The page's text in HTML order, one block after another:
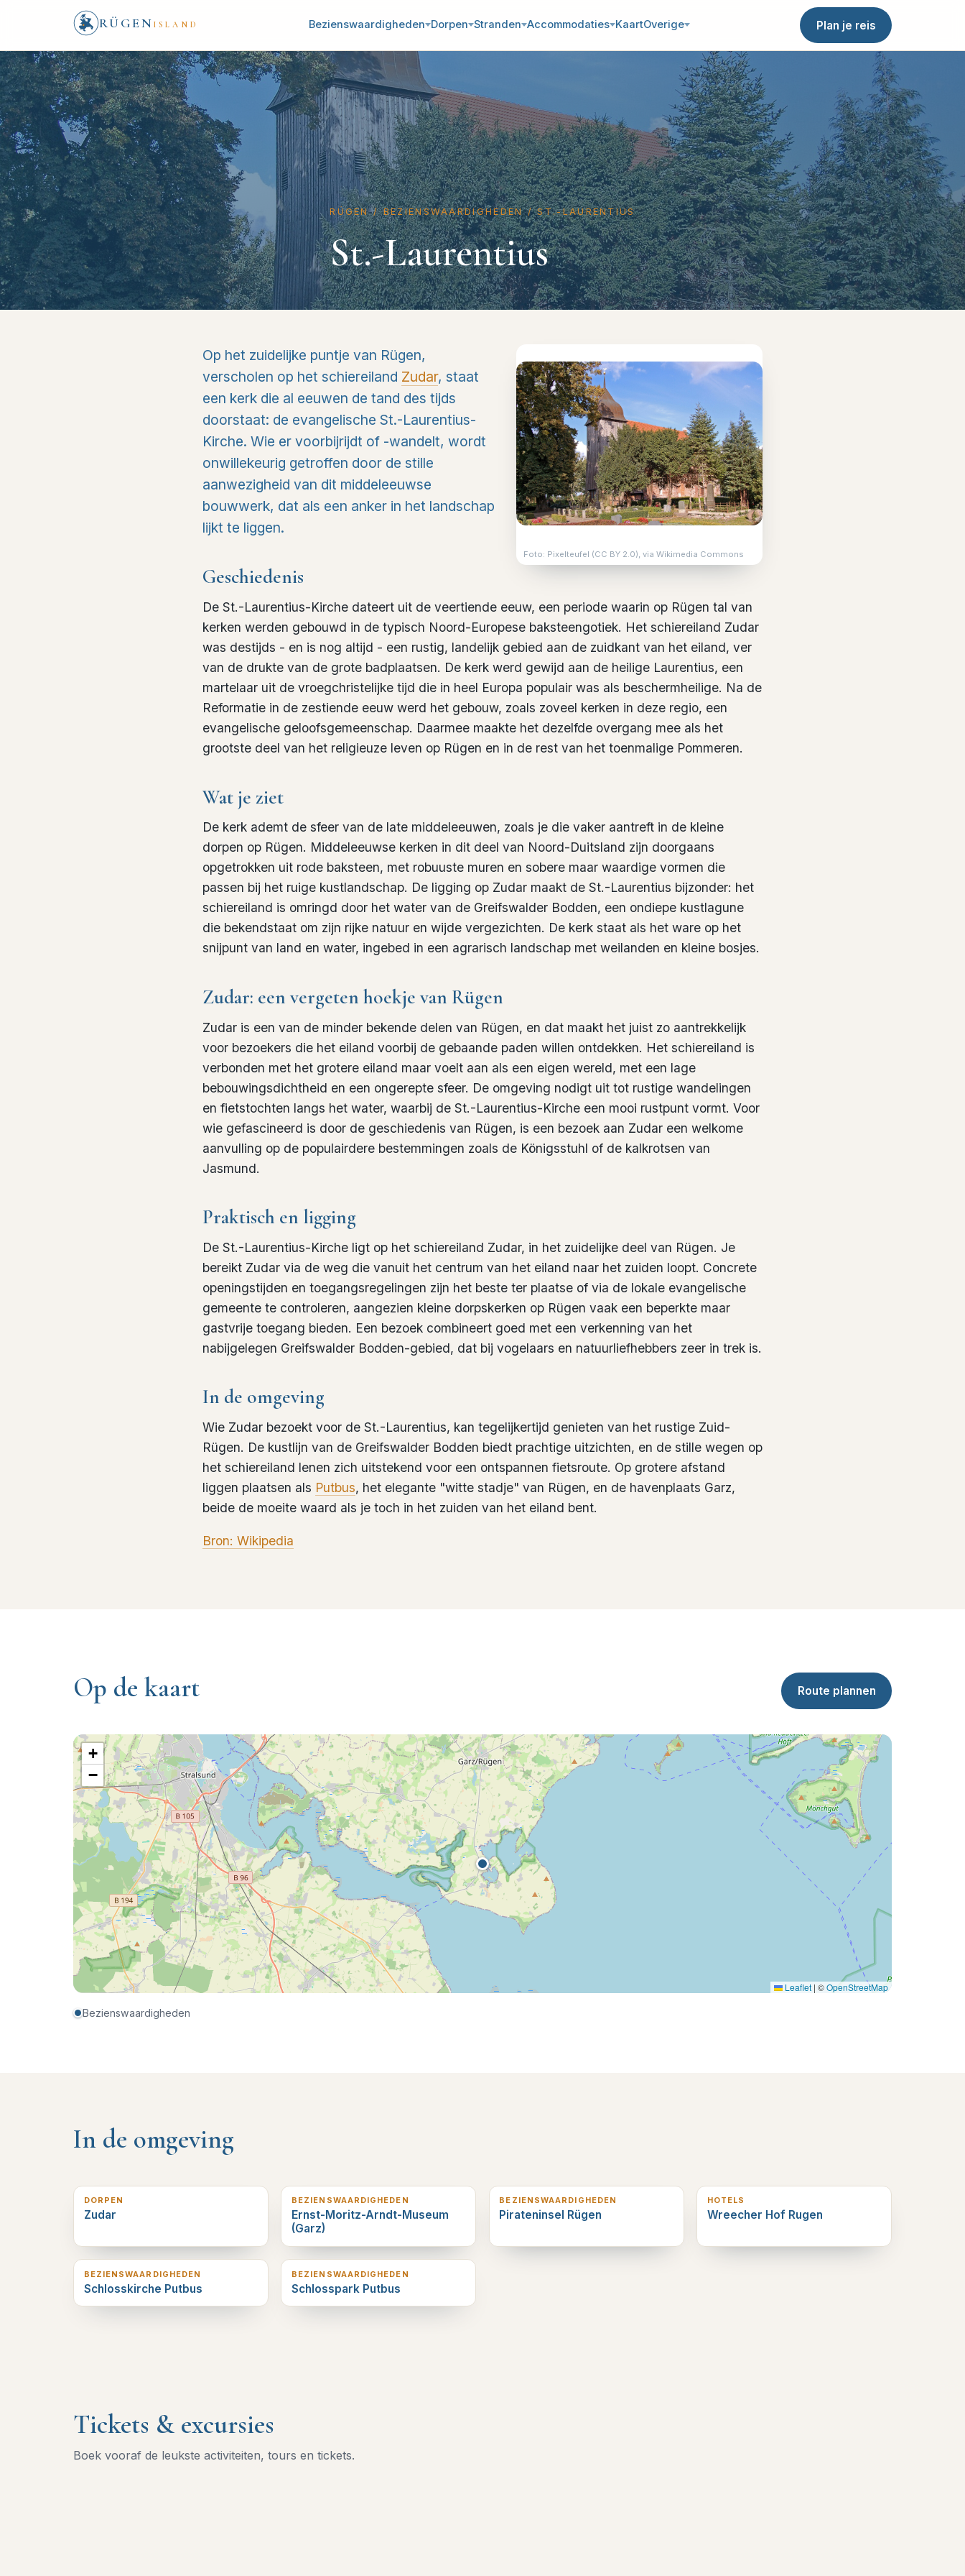
RÜGEN ISLAND Bezienswaardigheden Dorpen Stranden Accommodaties KaartOverige Plan je reis
RÜGEN/ BEZIENSWAARDIGHEDEN/ST.-LAURENTIUS
St.-Laurentius
Foto: Pixelteufel (CC BY 2.0), via Wikimedia Commons
Op het zuidelijke puntje van Rügen,
verscholen op het schiereiland Zudar, staat
een kerk die al eeuwen de tand des tijds
doorstaat: de evangelische St.-Laurentius-
Kirche. Wie er voorbijrijdt of -wandelt, wordt
onwillekeurig getroffen door de stille
aanwezigheid van dit middeleeuwse
bouwwerk, dat als een anker in het landschap
lijkt te liggen.
Geschiedenis
De St.-Laurentius-Kirche dateert uit de veertiende eeuw, een periode waarin op Rügen tal van
kerken werden gebouwd in de typisch Noord-Europese baksteengotiek. Het schiereiland Zudar
was destijds - en is nog altijd - een rustig, landelijk gebied aan de zuidkant van het eiland, ver
van de drukte van de grote badplaatsen. De kerk werd gewijd aan de heilige Laurentius, een
martelaar uit de vroegchristelijke tijd die in heel Europa populair was als beschermheilige. Na de
Reformatie in de zestiende eeuw werd het gebouw, zoals zoveel kerken in deze regio, een
evangelische geloofsgemeenschap. Daarmee maakte het dezelfde overgang mee als het
grootste deel van het religieuze leven op Rügen en in de rest van het toenmalige Pommeren.
Wat je ziet
De kerk ademt de sfeer van de late middeleeuwen, zoals je die vaker aantreft in de kleine
dorpen op Rügen. Middeleeuwse kerken in dit deel van Noord-Duitsland zijn doorgaans
opgetrokken uit rode baksteen, met robuuste muren en sobere maar waardige vormen die
passen bij het ruige kustlandschap. De ligging op Zudar maakt de St.-Laurentius bijzonder: het
schiereiland is omringd door het water van de Greifswalder Bodden, een ondiepe kustlagune
die bekendstaat om zijn rijke natuur en wijde vergezichten. De kerk staat als het ware op het
snijpunt van land en water, ingebed in een agrarisch landschap met weilanden en kleine bosjes.
Zudar: een vergeten hoekje van Rügen
Zudar is een van de minder bekende delen van Rügen, en dat maakt het juist zo aantrekkelijk
voor bezoekers die het eiland voorbij de gebaande paden willen ontdekken. Het schiereiland is
verbonden met het grotere eiland maar voelt aan als een eigen wereld, met een lage
bebouwingsdichtheid en een ongerepte sfeer. De omgeving nodigt uit tot rustige wandelingen
en fietstochten langs het water, waarbij de St.-Laurentius-Kirche een mooi rustpunt vormt. Voor
wie gefascineerd is door de geschiedenis van Rügen, is een bezoek aan Zudar een welkome
aanvulling op de populairdere bestemmingen zoals de Königsstuhl of de kalkrotsen van
Jasmund.
Praktisch en ligging
De St.-Laurentius-Kirche ligt op het schiereiland Zudar, in het zuidelijke deel van Rügen. Je
bereikt Zudar via de weg die vanuit het centrum van het eiland naar het zuiden loopt. Concrete
openingstijden en toegangsregelingen zijn het beste ter plaatse of via de lokale evangelische
gemeente te controleren, aangezien kleine dorpskerken op Rügen vaak een beperkte maar
gastvrije toegang bieden. Een bezoek combineert goed met een verkenning van het
nabijgelegen Greifswalder Bodden-gebied, dat bij vogelaars en natuurliefhebbers zeer in trek is.
In de omgeving
Wie Zudar bezoekt voor de St.-Laurentius, kan tegelijkertijd genieten van het rustige Zuid-
Rügen. De kustlijn van de Greifswalder Bodden biedt prachtige uitzichten, en de stille wegen op
het schiereiland lenen zich uitstekend voor een ontspannen fietsroute. Op grotere afstand
liggen plaatsen als Putbus, het elegante "witte stadje" van Rügen, en de havenplaats Garz,
beide de moeite waard als je toch in het zuiden van het eiland bent.
Bron: Wikipedia
Op de kaart Route plannen
+
−
Leaflet | ©OpenStreetMap
Bezienswaardigheden
In de omgeving
DORPEN
Zudar
BEZIENSWAARDIGHEDEN
Ernst-Moritz-Arndt-Museum
(Garz)
BEZIENSWAARDIGHEDEN
Pirateninsel Rügen
HOTELS
Wreecher Hof Rugen
12 km verderop
BEZIENSWAARDIGHEDEN
Schlosskirche Putbus
13 km verderop
BEZIENSWAARDIGHEDEN
Schlosspark Putbus
Tickets & excursies
Boek vooraf de leukste activiteiten, tours en tickets.